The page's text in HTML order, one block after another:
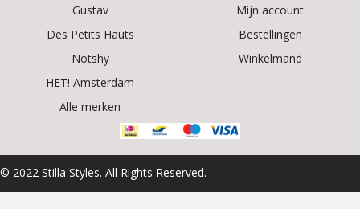
Gustav
Des Petits Hauts
Notshy
HET! Amsterdam
Alle merken
Mijn account
Bestellingen
Winkelmand
© 2022 Stilla Styles. All Rights Reserved.